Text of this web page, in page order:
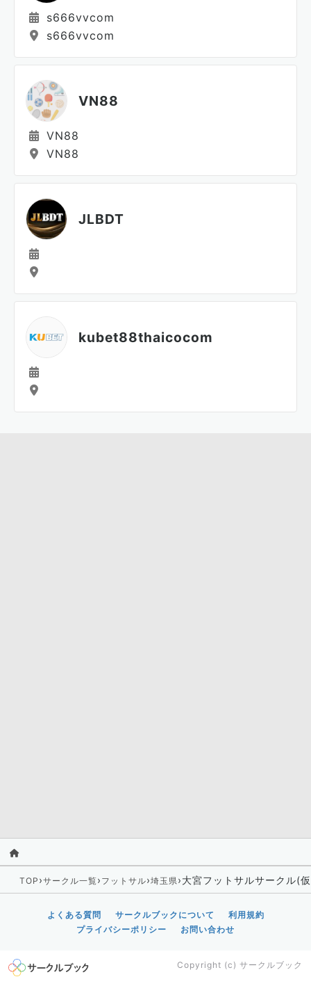
s666vvcom
s666vvcom
VN88
VN88
VN88
JLBDT
kubet88thaicocom
TOP ›サークル一覧› フットサル›埼玉県›大宮フットサルサークル(
よくある質問 サークルブックについて
利用規約
プライバシーポリシー
お問い合わせ
Copyright (c) サークルブック